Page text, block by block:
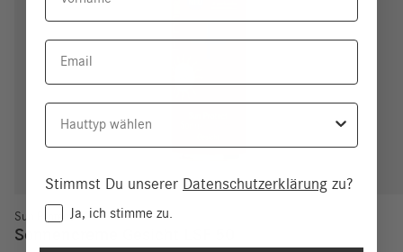
Sun Protect
Sonnencreme Gesicht LSF 50
Email
Hauttyp
Stimmst Du unserer Datenschutzerklärung zu?
ConsentJa, ich stimme zu.